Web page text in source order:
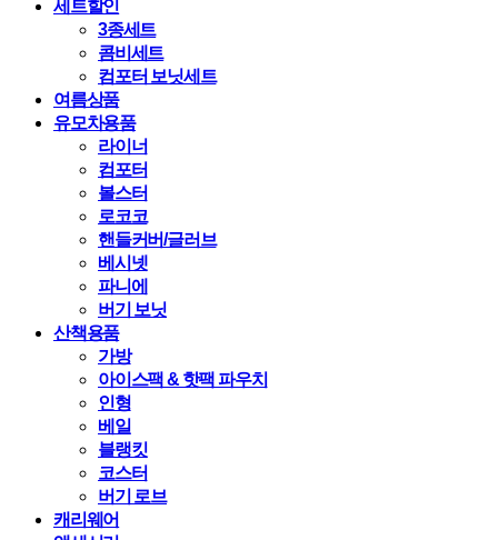
세트할인
3종세트
콤비세트
컴포터 보닛세트
여름상품
유모차용품
라이너
컴포터
볼스터
로코코
핸들커버/글러브
베시넷
파니에
버기 보닛
산책용품
가방
아이스팩 & 핫팩 파우치
인형
베일
블랭킷
코스터
버기 로브
캐리웨어